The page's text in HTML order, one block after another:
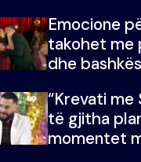
fituar
Emocione
takohet me
dhe
“Krevati me
të gjitha
momentet